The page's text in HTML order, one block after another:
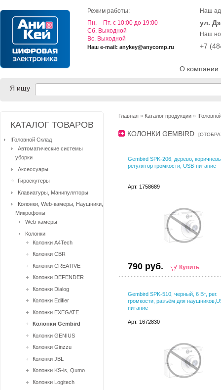
О компании
Режим работы:
Пн. - Пт. с 10:00 до 19:00
Cб. Выходной
Вс. Выходной
Наш e-mail: anykey@anycomp.ru
Наш
ул.
Наш
+7
Я ищу
Главная » Каталог продукции »
КОЛОНКИ GEMBIRD [
Gembird SPK-206, дерево,
регулятор громкости, USB-питание
Арт. 1758689
790 руб. Купить
Gembird SPK-510, черный, 6 Вт, рег.
громкости, разъём для
питание
Арт. 1672830
КАТАЛОГ ТОВАРОВ
!Головной Склад
Автоматические системы
уборки
Аксессуары
Гироскутеры
Клавиатуры, Манипуляторы
Колонки, Web-камеры, Наушники,
Микрофоны
Web-камеры
Колонки
Колонки A4Tech
Колонки CBR
Колонки CREATIVE
Колонки DEFENDER
Колонки Dialog
Колонки Edifier
Колонки EXEGATE
Колонки Gembird
Колонки GENIUS
Колонки Ginzzu
Колонки JBL
Колонки KS-is, Qumo
Колонки Logitech